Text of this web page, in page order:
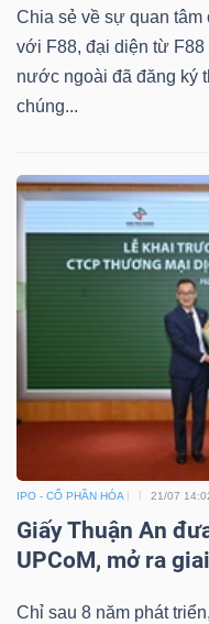
Chia sẻ về sự quan
với F88, đại diện từ
nước ngoài đã đăng ký
chúng...
IPO - CỔ PHẦN HÓA 21/07
Giấy Thuận An
UPCoM, mở ra
Chỉ sau 8 năm phát